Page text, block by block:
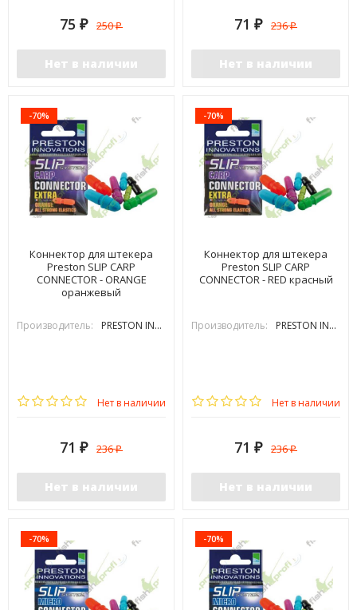
75 ₽ 250₽
Нет в наличии
71 ₽ 236₽
Нет в наличии
-70%
Коннектор для штекера
Preston SLIP CARP
CONNECTOR - ORANGE
оранжевый
Производитель: PRESTON INOVATIONS
Нет в наличии
71 ₽ 236₽
Нет в наличии
-70%
Коннектор для штекера
Preston SLIP CARP
CONNECTOR - RED красный
Производитель: PRESTON INOVATIONS
Нет в наличии
71 ₽ 236₽
Нет в наличии
-70% -70%